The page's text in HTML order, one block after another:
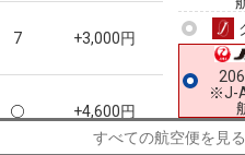
7 +3,000円
+4,600円
※J-
すべての航空便を見る